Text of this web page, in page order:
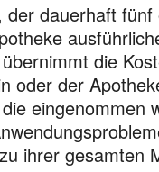
der dauerhaft
die
oder der
eingenommen
ihrer gesamten